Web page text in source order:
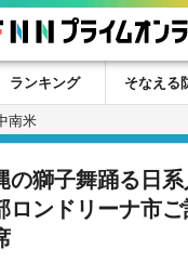
ランキング そなえる
南米
の獅子舞踊る日
ロンドリーナ市